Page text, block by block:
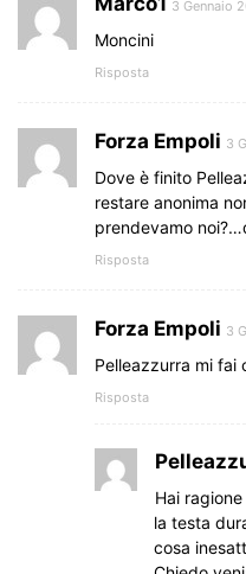
3 Gennaio
Moncini
Risposta
Forza Empoli 3
Dove è finito
restare anonima
prendevamo
Risposta
Forza Empoli 3
Pelleazzurra mi fai
Risposta
Hai
la testa
cosa